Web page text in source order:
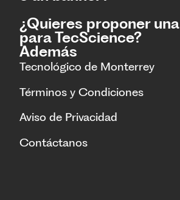
¿Quieres proponer
para TecScience?
Además
Tecnológico de Monterrey
Términos y Condiciones
Aviso de Privacidad
Contáctanos